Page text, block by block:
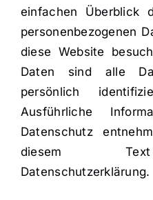
News
einfachen Überblick
personenbezogenen
diese Website
Daten sind alle
persönlich
Ausführliche
Datenschutz
diesem
Datenschutzerklärung.